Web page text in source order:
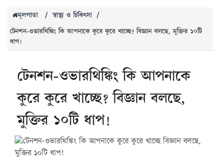
মূলপাতা / স্বাস্থ্য ও চিকিৎসা /
টেনশন-ওভারথিঙ্কিং কি আপনাকে কুরে কুরে খাচ্ছে? বিজ্ঞান বলছে, মুক্তির ১০টি
ধাপ!
টেনশন-ওভারথিঙ্কিং কি আপনাকে
কুরে কুরে খাচ্ছে? বিজ্ঞান বলছে,
মুক্তির ১০টি ধাপ!